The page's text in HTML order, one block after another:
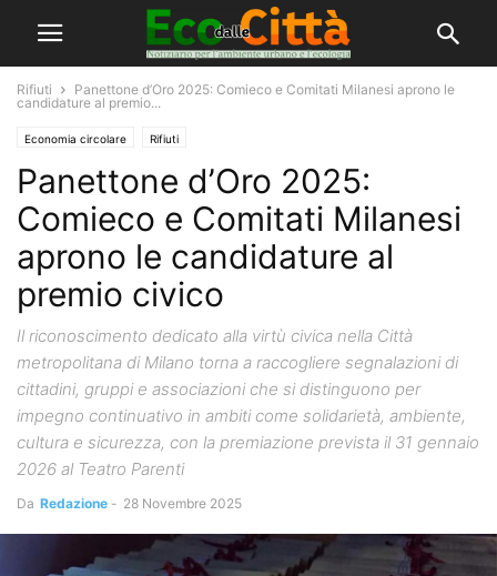
Rifiuti
Panettone d’Oro 2025: Comieco e Comitati Milanesi aprono le
candidature al premio...
Economia circolare Rifiuti
Panettone d’Oro 2025:
Comieco e Comitati Milanesi
aprono le candidature al
premio civico
Il riconoscimento dedicato alla virtù civica nella Città
metropolitana di Milano torna a raccogliere segnalazioni di
cittadini, gruppi e associazioni che si distinguono per
impegno continuativo in ambiti come solidarietà, ambiente,
cultura e sicurezza, con la premiazione prevista il 31 gennaio
2026 al Teatro Parenti
Da Redazione - 28 Novembre 2025